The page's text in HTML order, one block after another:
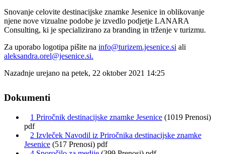
Snovanje celovite destinacijske znamke Jesenice in oblikovanje
njene nove vizualne podobe je izvedlo podjetje LANARA
Consulting, ki je specializirano za branding in trženje v turizmu.
Za uporabo logotipa pišite na info@turizem.jesenice.si ali
aleksandra.orel@jesenice.si.
Nazadnje urejano na petek, 22 oktober 2021 14:25
Dokumenti
1 Priročnik destinacijske znamke Jesenice (1019 Prenosi)
pdf
2 Izvleček Navodil iz Priročnika destinacijske znamke
Jesenice (517 Prenosi) pdf